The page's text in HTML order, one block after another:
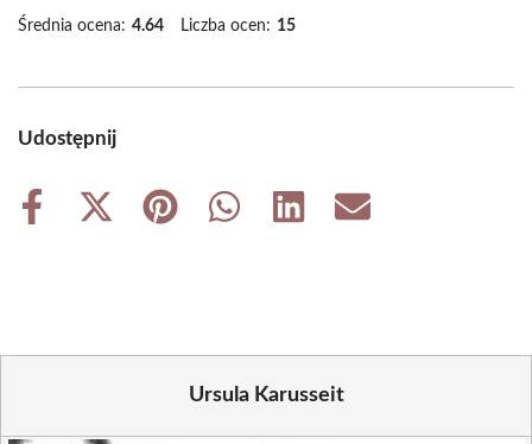
Średnia ocena: 4.64 Liczba ocen: 15
Udostępnij
Share
Share
Share
Share
Share
Share
Ursula Karusseit